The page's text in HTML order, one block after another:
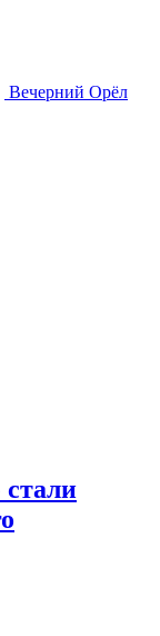
Вечерний Орёл